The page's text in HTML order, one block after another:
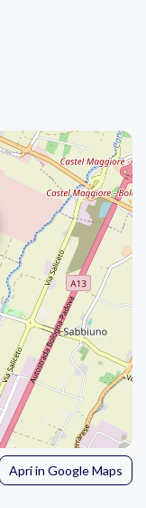
Apri in Google Maps